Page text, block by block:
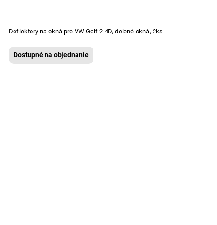
Deflektory na okná pre VW Golf 2 4D, delené okná, 2ks
Dostupné na objednanie